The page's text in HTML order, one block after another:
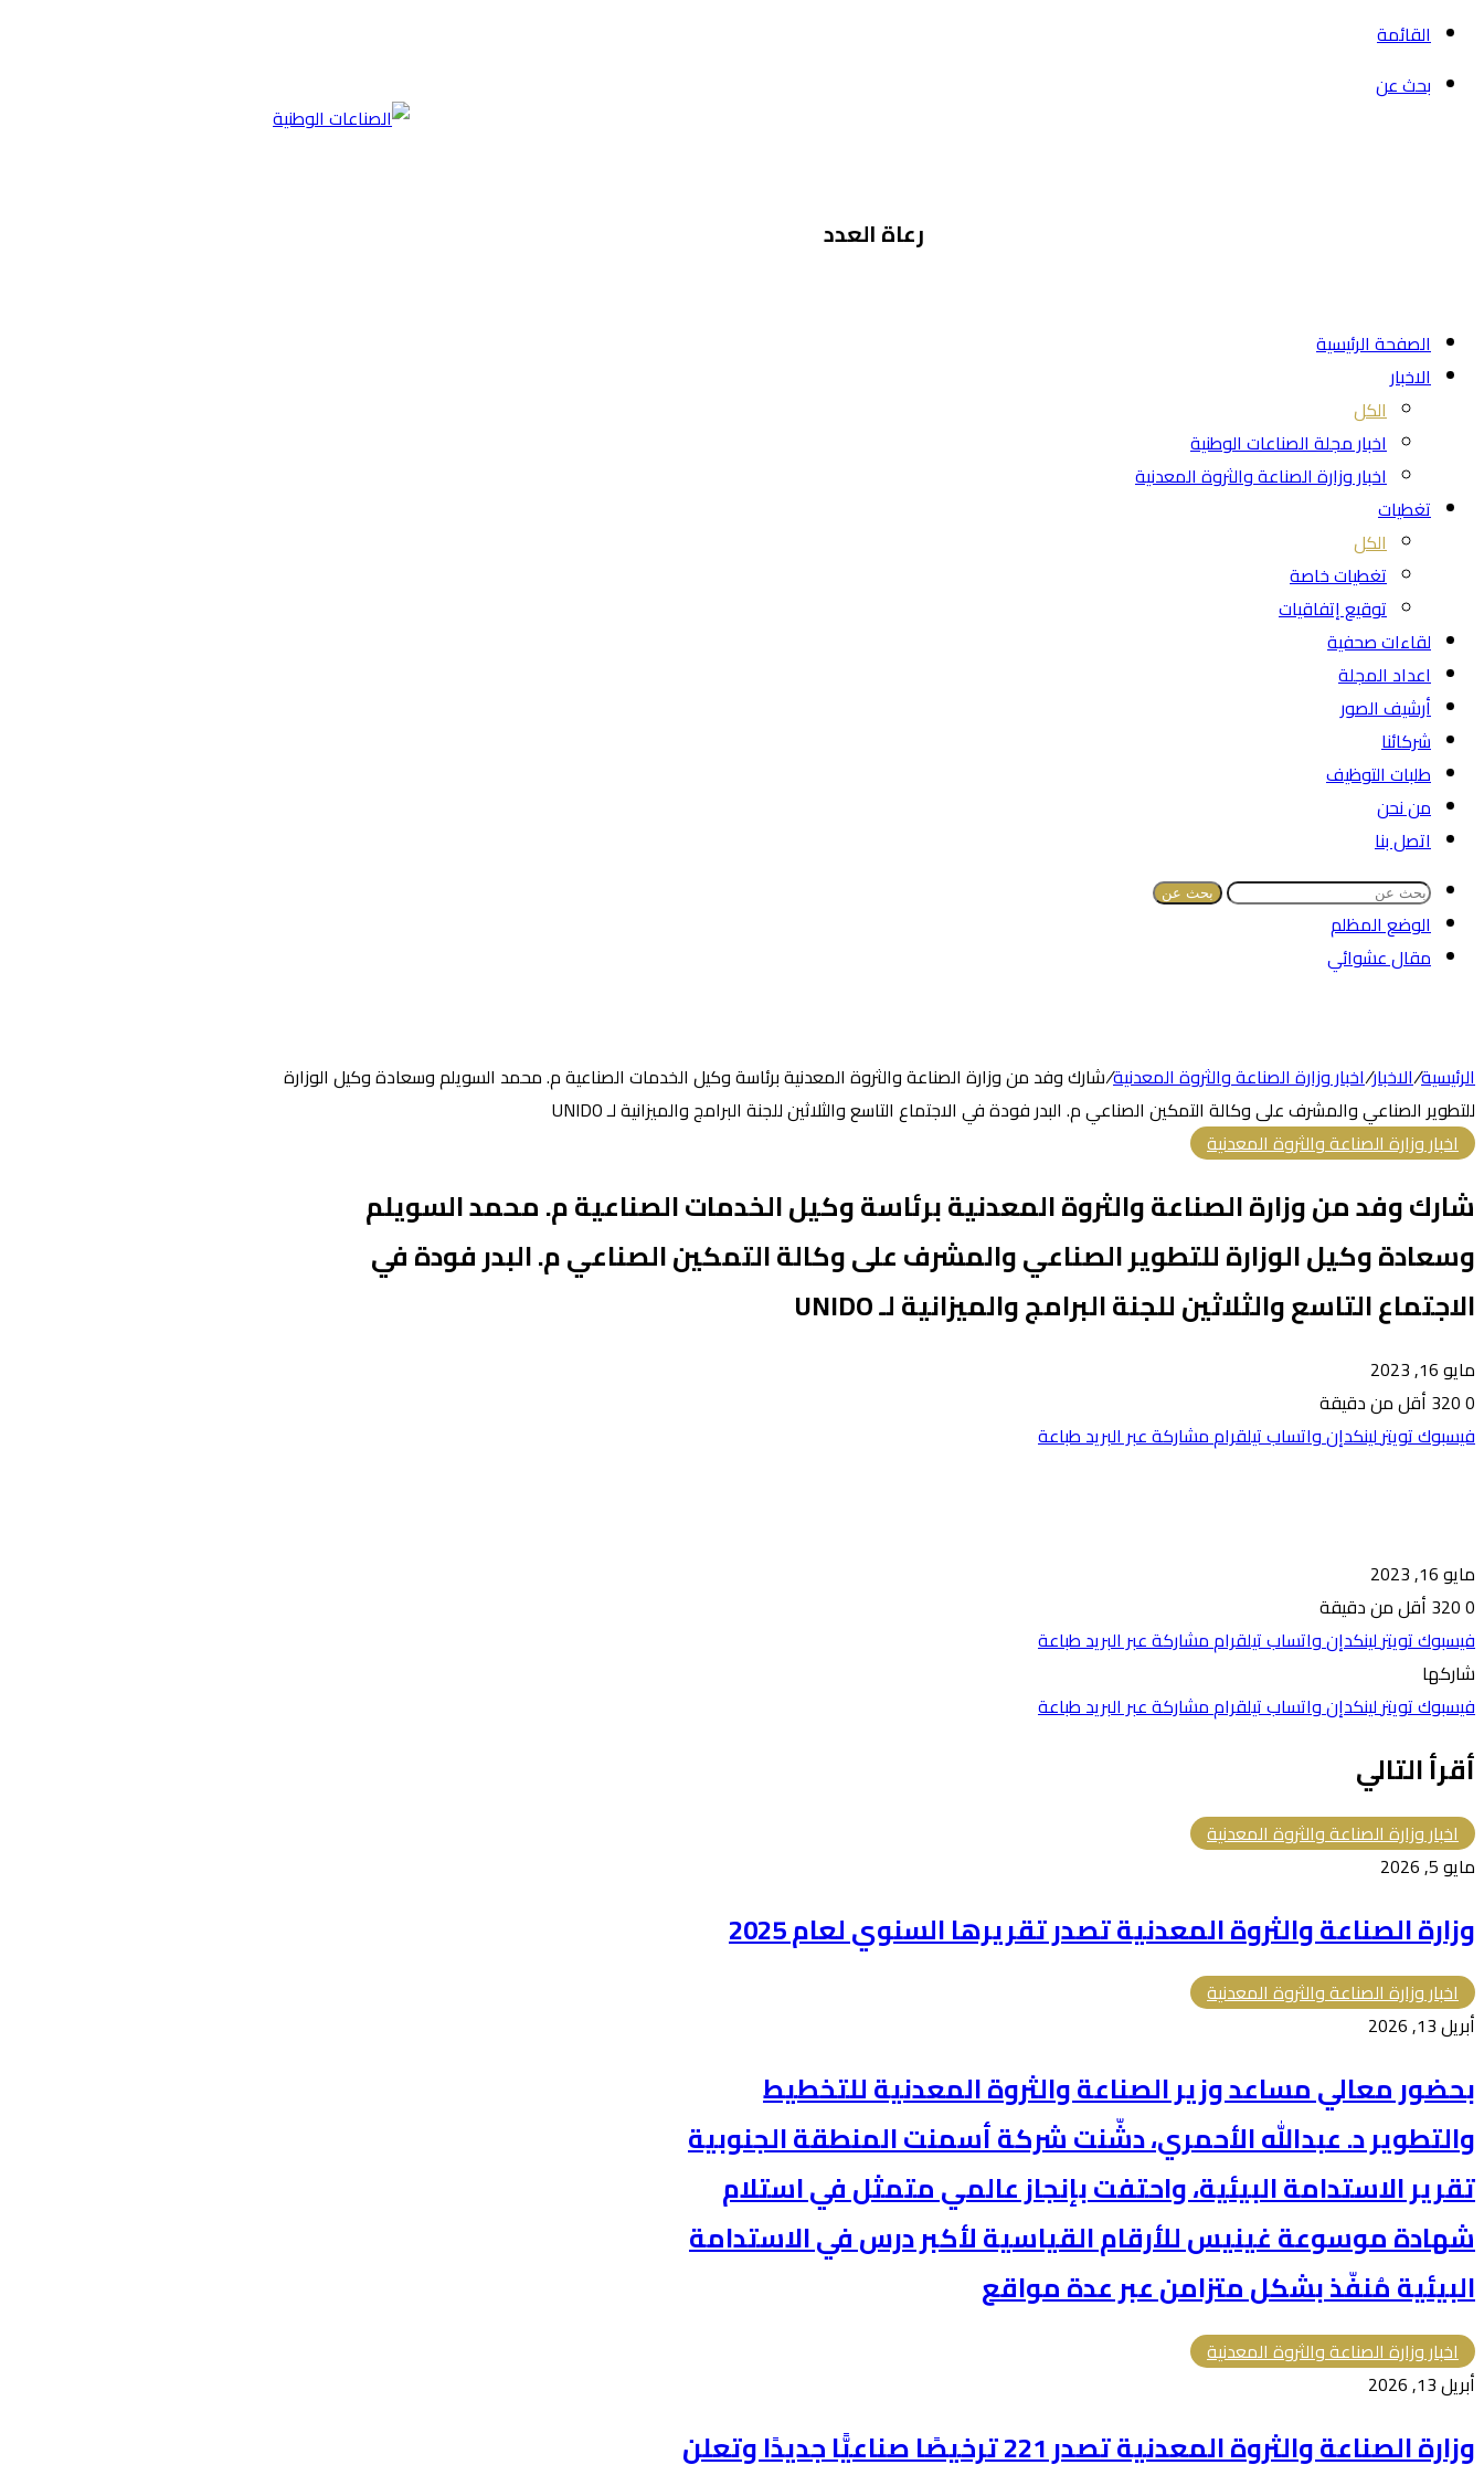
القائمة
بحث عن
رعاة العدد
الصفحة الرئيسية
الاخبار
الكل
اخبار مجلة الصناعات الوطنية
اخبار وزارة الصناعة والثروة المعدنية
تغطيات
الكل
تغطيات خاصة
توقيع إتفاقيات
لقاءات صحفية
اعداد المجلة
أرشيف الصور
شركائنا
طلبات التوظيف
من نحن
اتصل بنا
بحث عن
الوضع المظلم
مقال عشوائي
الرئيسية/الاخبار/اخبار وزارة الصناعة والثروة المعدنية/شارك وفد من وزارة الصناعة والثروة المعدنية برئاسة وكيل الخدمات الصناعية م. محمد السويلم وسعادة وكيل الوزارة
للتطوير الصناعي والمشرف على وكالة التمكين الصناعي م. البدر فودة في الاجتماع التاسع والثلاثين للجنة البرامج والميزانية لـ UNIDO
اخبار وزارة الصناعة والثروة المعدنية
شارك وفد من وزارة الصناعة والثروة المعدنية برئاسة وكيل الخدمات الصناعية م. محمد السويلم
وسعادة وكيل الوزارة للتطوير الصناعي والمشرف على وكالة التمكين الصناعي م. البدر فودة في
الاجتماع التاسع والثلاثين للجنة البرامج والميزانية لـ UNIDO
مايو 16, 2023
0
أقل من دقيقة
فيسبوكتويترلينكدإنواتسابتيلقراممشاركة عبر البريدطباعة
مايو 16, 2023
0
أقل من دقيقة
فيسبوكتويترلينكدإنواتسابتيلقراممشاركة عبر البريدطباعة
شاركها
فيسبوكتويترلينكدإنواتسابتيلقراممشاركة عبر البريدطباعة
أقرأ التالي
اخبار وزارة الصناعة والثروة المعدنية
مايو 5, 2026
وزارة ⁧الصناعة والثروة المعدنية⁩ تصدر تقريرها السنوي لعام 2025
اخبار وزارة الصناعة والثروة المعدنية
أبريل 13, 2026
بحضور معالي مساعد وزير الصناعة والثروة المعدنية للتخطيط
والتطوير د. عبدالله الأحمري، دشّنت شركة أسمنت المنطقة الجنوبية
تقرير الاستدامة البيئية، واحتفت بإنجاز عالمي متمثل في استلام
شهادة موسوعة غينيس للأرقام القياسية لأكبر درس في الاستدامة
البيئية مُنفّذ بشكل متزامن عبر عدة مواقع
اخبار وزارة الصناعة والثروة المعدنية
أبريل 13, 2026
وزارة الصناعة والثروة المعدنية تصدر 221 ترخيصًا صناعيًّا جديدًا وتعلن